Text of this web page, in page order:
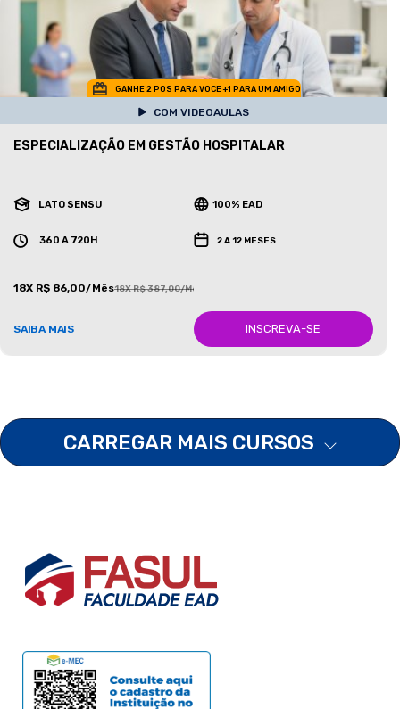
GANHE 2 POS PARA VOCE +1 PARA UM AMIGO
COM VIDEOAULAS
ESPECIALIZAÇÃO EM GESTÃO HOSPITALAR
LATO SENSU 100% EAD
360 A 720H 2 A 12 MESES
18X R$ 86,00/Mês18X R$ 387,00/Mês
SAIBA MAIS INSCREVA-SE
CARREGAR MAIS CURSOS